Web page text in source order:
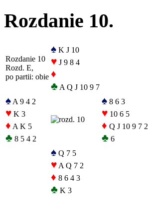
Rozdanie 10.
Rozdanie 10
Rozd. E,
po partii: obie
♠ K J 10
♥ J 9 8 4
♦
♣ A Q J 10 9 7
♠ A 9 4 2
♥ K 3
♦ A K 5
♣ 8 5 4 2
♠ 8 6 3
♥ 10 6 5
♦ Q J 10 9 7 2
♣ 6
♠ Q 7 5
♥ A Q 7 2
♦ 8 6 4 3
♣ K 3